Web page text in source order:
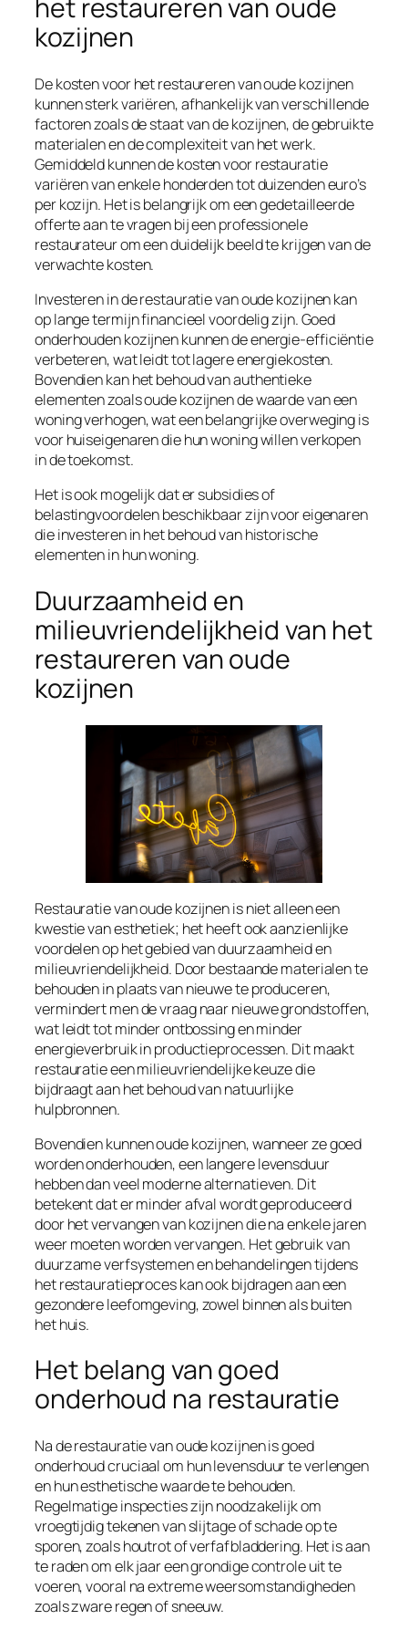
het restaureren van oude
kozijnen
De kosten voor het restaureren van oude kozijnen
kunnen sterk variëren, afhankelijk van verschillende
factoren zoals de staat van de kozijnen, de gebruikte
materialen en de complexiteit van het werk.
Gemiddeld kunnen de kosten voor restauratie
variëren van enkele honderden tot duizenden euro’s
per kozijn. Het is belangrijk om een gedetailleerde
offerte aan te vragen bij een professionele
restaurateur om een duidelijk beeld te krijgen van de
verwachte kosten.
Investeren in de restauratie van oude kozijnen kan
op lange termijn financieel voordelig zijn. Goed
onderhouden kozijnen kunnen de energie-efficiëntie
verbeteren, wat leidt tot lagere energiekosten.
Bovendien kan het behoud van authentieke
elementen zoals oude kozijnen de waarde van een
woning verhogen, wat een belangrijke overweging is
voor huiseigenaren die hun woning willen verkopen
in de toekomst.
Het is ook mogelijk dat er subsidies of
belastingvoordelen beschikbaar zijn voor eigenaren
die investeren in het behoud van historische
elementen in hun woning.
Duurzaamheid en
milieuvriendelijkheid van het
restaureren van oude
kozijnen
Restauratie van oude kozijnen is niet alleen een
kwestie van esthetiek; het heeft ook aanzienlijke
voordelen op het gebied van duurzaamheid en
milieuvriendelijkheid. Door bestaande materialen te
behouden in plaats van nieuwe te produceren,
vermindert men de vraag naar nieuwe grondstoffen,
wat leidt tot minder ontbossing en minder
energieverbruik in productieprocessen. Dit maakt
restauratie een milieuvriendelijke keuze die
bijdraagt aan het behoud van natuurlijke
hulpbronnen.
Bovendien kunnen oude kozijnen, wanneer ze goed
worden onderhouden, een langere levensduur
hebben dan veel moderne alternatieven. Dit
betekent dat er minder afval wordt geproduceerd
door het vervangen van kozijnen die na enkele jaren
weer moeten worden vervangen. Het gebruik van
duurzame verfsystemen en behandelingen tijdens
het restauratieproces kan ook bijdragen aan een
gezondere leefomgeving, zowel binnen als buiten
het huis.
Het belang van goed
onderhoud na restauratie
Na de restauratie van oude kozijnen is goed
onderhoud cruciaal om hun levensduur te verlengen
en hun esthetische waarde te behouden.
Regelmatige inspecties zijn noodzakelijk om
vroegtijdig tekenen van slijtage of schade op te
sporen, zoals houtrot of verfafbladdering. Het is aan
te raden om elk jaar een grondige controle uit te
voeren, vooral na extreme weersomstandigheden
zoals zware regen of sneeuw.